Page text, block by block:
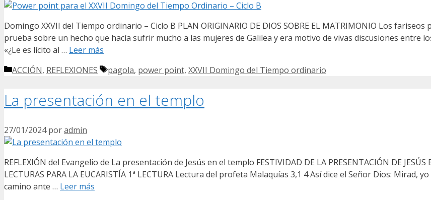
Domingo XXVII del Tiempo ordinario – Ciclo B PLAN ORIGINARIO DE DIOS SOBRE EL MATRIMONIO Los
prueba sobre un hecho que hacía sufrir mucho a las mujeres de Galilea y era motivo de vivas discusiones entre
«¿Le es lícito al … Leer más
Categorías
ACCIÓN, REFLEXIONES Etiquetas
pagola, power point, XXVII Domingo del Tiempo ordinario
La presentación en el templo
27/01/2024 poradmin
REFLEXIÓN del Evangelio de La presentación de Jesús en el templo FESTIVIDAD DE LA PRESENTACIÓN DE
LECTURAS PARA LA EUCARISTÍA 1ª LECTURA Lectura del profeta Malaquías 3,1 4 Así dice el Señor Dios: Mirad,
camino ante … Leer más